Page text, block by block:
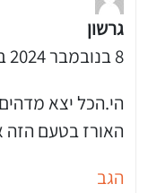
גרשון
8 בנובמבר 2024 בשעה 22:7
הי.הכל יצא
האורז בטעם הזה
הגב